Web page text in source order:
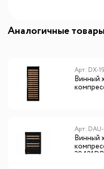
Аналогичные товары
Арт: DX-
Винный
Арт: DAU-
Винный
39.121DB